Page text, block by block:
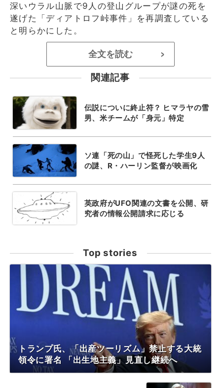
深いウラル山脈で9人の登山グループが謎の死を
遂げた「ディアトロフ峠事件」を再調査している
と明らかにした。
全文を読む >
関連記事
伝説についに終止符？ ヒマラヤの雪
男、米チームが「身元」特定
ソ連「死の山」で怪死した学生9人
の謎、R・ハーリン監督が映画化
英政府がUFO関連の文書を公開、研
究者の情報公開請求に応じる
Top stories
トランプ氏、「出産ツーリズム」禁止する大統
領令に署名 「出生地主義」見直し継続へ